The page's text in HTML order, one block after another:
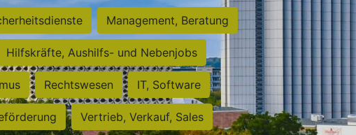
Management, Beratung
Hilfskräfte, Aushilfs- und Nebenjobs
Rechtswesen IT, Software
Vertrieb, Verkauf, Sales